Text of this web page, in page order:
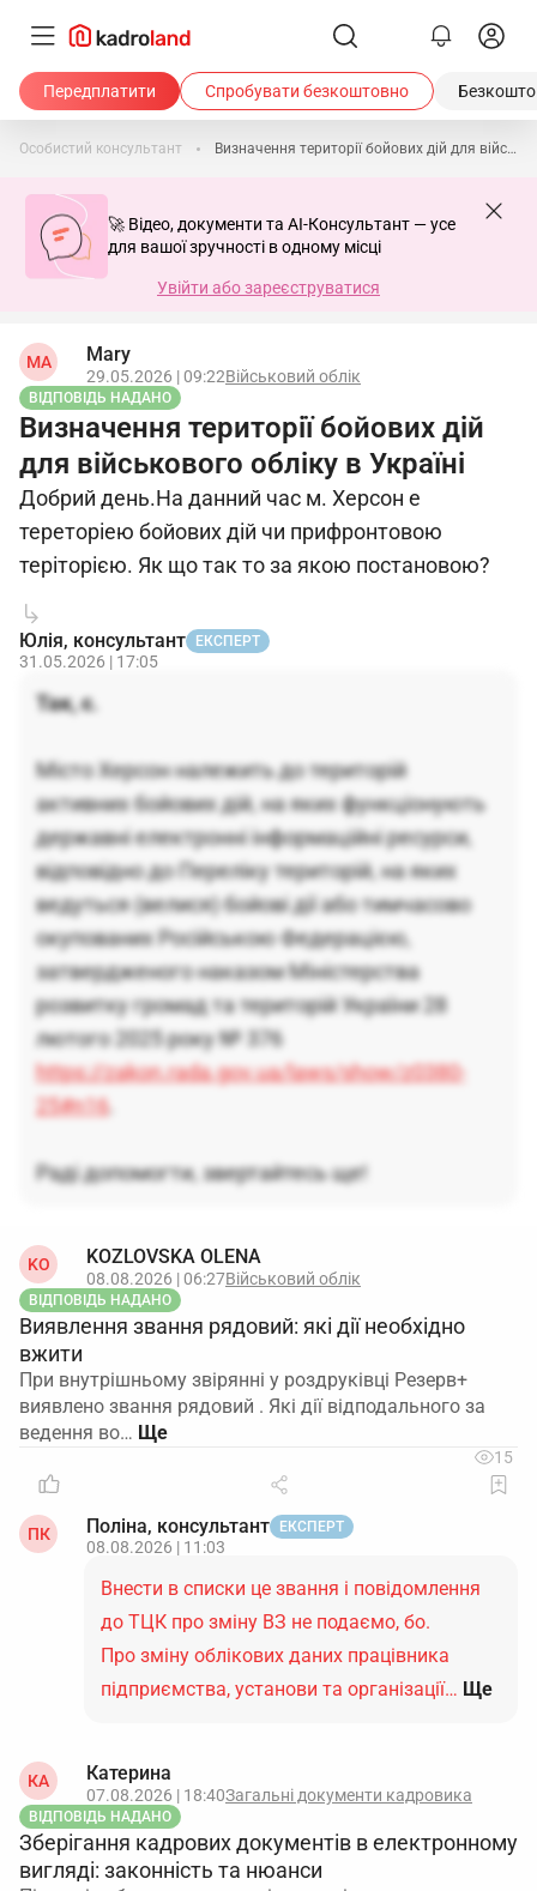
Передплатити Спробувати безкоштовно
Особистий консультант Визначення території бойових дій для військового обліку в Україні
🚀 Відео, документи та AI-Консультант — усе
для вашої зручності в одному місці
Увійти або зареєструватися
MA Mary
29.05.2026 | 09:22Військовий облік
ВІДПОВІДЬ НАДАНО
Визначення території бойових дій
для військового обліку в Україні
Добрий день.На данний час м. Херсон е
тереторіею бойових дій чи прифронтовою
теріторією. Як що так то за якою постановою?
Юлія, консультант ЕКСПЕРТ
31.05.2026 | 17:05
Так, є.
Місто Херсон належить до територій
активних бойових дій, на яких функціонують
державні електронні інформаційні ресурси,
відповідно до Переліку територій, на яких
ведуться (велися) бойові дії або тимчасово
окупованих Російською Федерацією,
затвердженого наказом Міністерства
розвитку громад та територій України 28
лютого 2025 року № 376
https://zakon.rada.gov.ua/laws/show/z0380-
25#n16.
Раді допомогти, звертайтесь ще!
KO KOZLOVSKA OLENA
08.08.2026 | 06:27Військовий облік
ВІДПОВІДЬ НАДАНО
Виявлення звання рядовий: які дії необхідно
вжити
При внутрішньому звірянні у роздруківці Резерв+
виявлено звання рядовий . Які дії відподального за
ведення во…
15
ПК Поліна, консультант ЕКСПЕРТ
08.08.2026 | 11:03
Внести в списки це звання і повідомлення
до ТЦК про зміну ВЗ не подаємо, бо.
Про зміну облікових даних працівника
підприємства, установи та організації… Ще
КА Катерина
07.08.2026 | 18:40Загальні документи кадровика
ВІДПОВІДЬ НАДАНО
Зберігання кадрових документів в електронному
вигляді: законність та нюанси